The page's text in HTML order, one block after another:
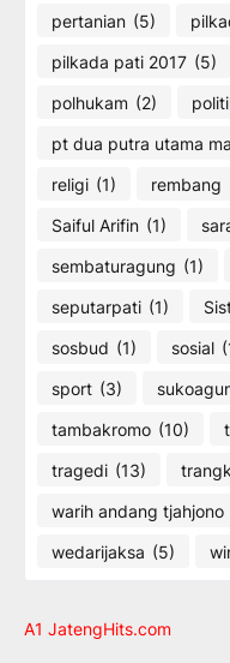
pertanian (5)
pilkada pati 2017 (5)
polhukam (2)
pt dua putra utama
religi (1) rembang
Saiful Arifin (1)
sembaturagung (1)
seputarpati (1)
sosbud (1) sosial
sport (3)
tambakromo (10)
tragedi (13)
warih andang tjahjono
wedarijaksa (5)
A1 JatengHits.com